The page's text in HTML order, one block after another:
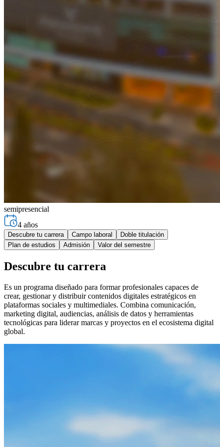
semipresencial
4 años
Descubre tu carrera Campo laboral
Doble titulación
Plan de estudios
Admisión Valor del semestre
Descubre tu carrera
Es un programa diseñado para formar profesionales capaces de
crear, gestionar y distribuir contenidos digitales estratégicos en
plataformas sociales y multimediales. Combina comunicación,
marketing digital, audiencias, análisis de datos y herramientas
tecnológicas para liderar marcas y proyectos en el ecosistema digital
global.